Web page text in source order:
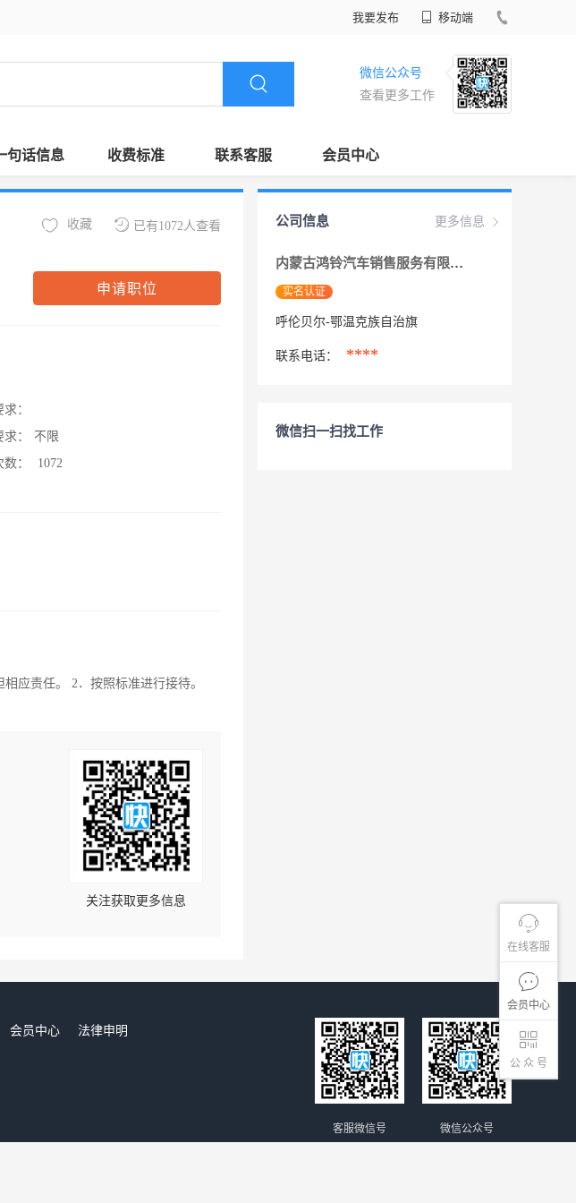
我要发布 移动端
微信公众号
查看更多工作
句话信息 收费标准 联系客服 会员中心
在线客服
会员中心
公 众 号
已有1072人查看
收藏
申请职位
：
：
不限
：
1072
应责任。 2．按照标准进行接待。
关注获取更多信息
更多信息
公司信息
内蒙古鸿铃汽车销售服务有限公司呼伦贝尔
实名认证
呼伦贝尔-鄂温克族自治旗
联系电话： ****
微信扫一扫找工作
会员中心
法律申明
微信公众号
客服微信号